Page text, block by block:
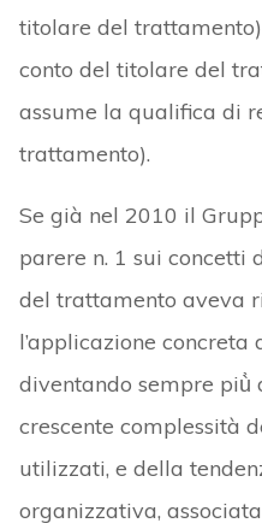
titolare del
conto del titolare del
assume la qualifica di
trattamento).
Se già nel 2010 il
parere n. 1 sui concetti
del trattamento aveva
l’applicazione concreta
diventando sempre più̀
crescente complessità
utilizzati, e della
organizzativa,